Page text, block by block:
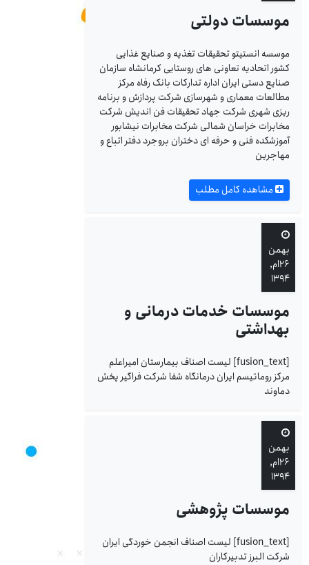
موسسات دولتی
موسسه انستیتو تحقیقات تغذیه و صنایع غذایی
کشور اتحادیه تعاونی های روستایی کرمانشاه سازمان
صنایع دستی ایران اداره تدارکات بانک رفاه مرکز
مطالعات معماری و شهرسازی شرکت پردازش و برنامه
ریزی شهری شرکت جهاد تحقیقات فن اندیش شرکت
مخابرات خراسان شمالی شرکت مخابرات نیشابور
آموزشکده فنی و حرفه ای دختران بروجرد دفتر اتباع و
مهاجرین
مشاهده کامل مطلب
بهمن
۲۶ام,
۱۳۹۴
موسسات خدمات درمانی و
بهداشتی
[fusion_text] لیست اصناف بیمارستان امیراعلم
مرکز روماتیسم ایران درمانگاه شفا شرکت فراگیر پخش
دماوند
بهمن
۲۶ام,
۱۳۹۴
موسسات پژوهشی
[fusion_text] لیست اصناف انجمن خوردگی ایران
شرکت البرز تدبیرکاران